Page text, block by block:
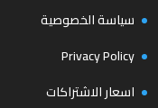
سياسة الخصوصية
Privacy Policy
اسعار الاشتراكات